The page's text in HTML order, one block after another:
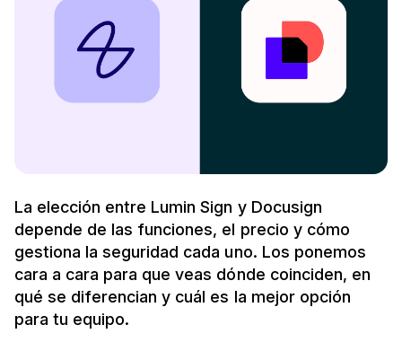
La elección entre Lumin Sign y Docusign
depende de las funciones, el precio y cómo
gestiona la seguridad cada uno. Los ponemos
cara a cara para que veas dónde coinciden, en
qué se diferencian y cuál es la mejor opción
para tu equipo.